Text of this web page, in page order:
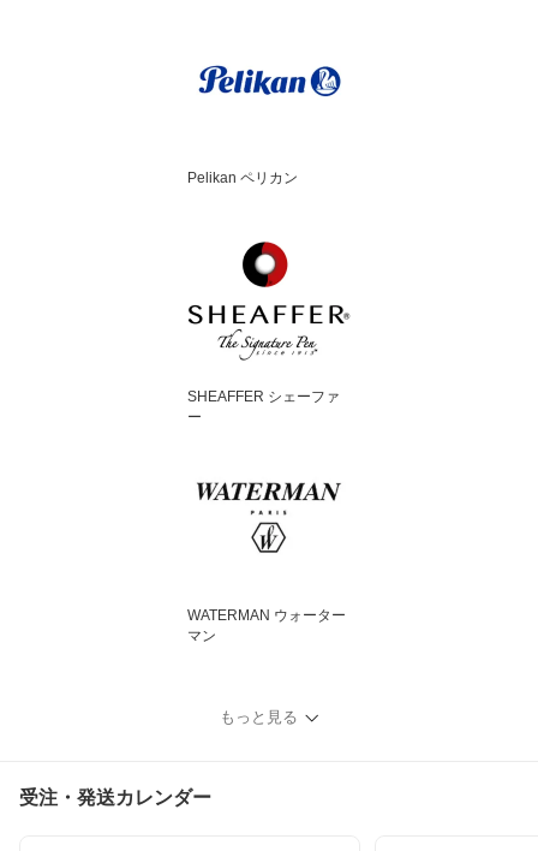
Pelikan ペリカン
SHEAFFER シェーファ
ー
WATERMAN ウォーター
マン
もっと見る
受注・発送カレンダー